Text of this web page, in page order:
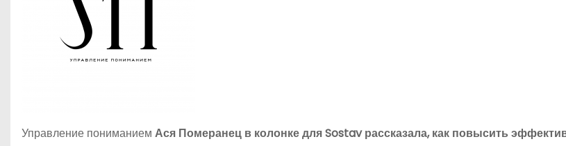
Управление пониманием Ася Померанец в колонке для Sostav рассказала, как повысить